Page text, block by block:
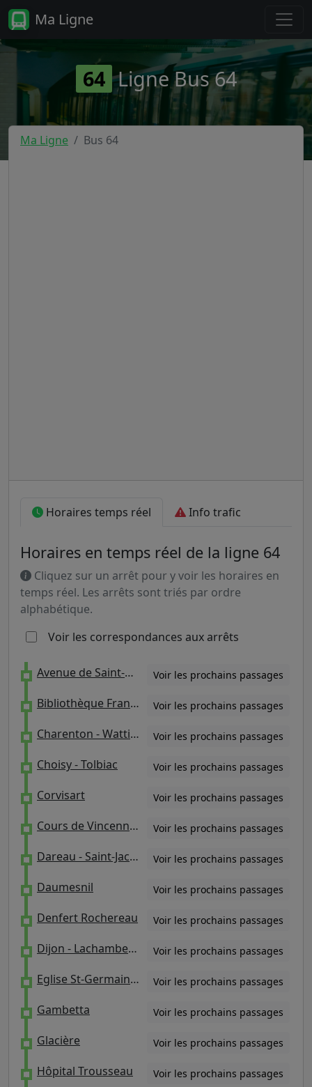
Ma Ligne
64 Ligne Bus 64
Ma Ligne Bus 64
Horaires temps réel Info trafic
Horaires en temps réel de la ligne 64
Cliquez sur un arrêt pour y voir les horaires en
temps réel. Les arrêts sont triés par ordre
alphabétique.
Voir les correspondances aux arrêts
Avenue de Saint-Mandé / Docteur Netter Voir les prochains passages
Bibliothèque François Mitterrand Emile Durkheim Voir les prochains passages
Charenton - Wattignies Voir les prochains passages
Choisy - Tolbiac Voir les prochains passages
Corvisart Voir les prochains passages
Cours de Vincennes / Pyrénées - Docteur Netter Voir les prochains passages
Dareau - Saint-Jacques Voir les prochains passages
Daumesnil Voir les prochains passages
Denfert Rochereau Voir les prochains passages
Dijon - Lachambeaudie / Cour Saint-Émilion Voir les prochains passages
Eglise St-Germain de Charonne / Pyrénées-Bagnolet Voir les prochains passages
Gambetta Voir les prochains passages
Glacière Voir les prochains passages
Hôpital Trousseau Voir les prochains passages